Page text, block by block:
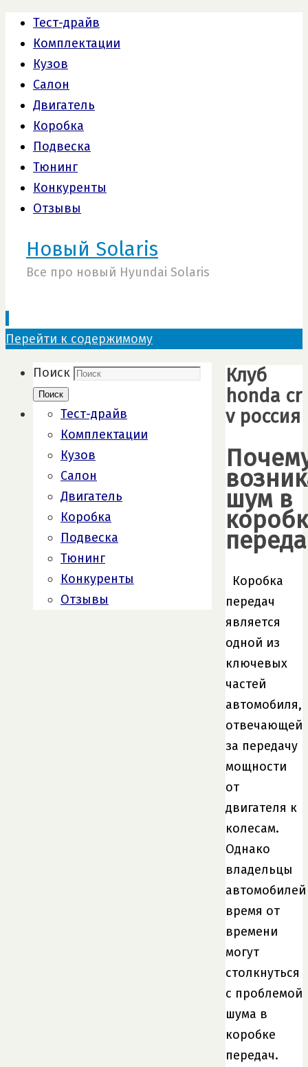
Тест-драйв
Комплектации
Кузов
Салон
Двигатель
Коробка
Подвеска
Тюнинг
Конкуренты
Отзывы
Новый Solaris
Все про новый Hyundai Solaris
Перейти к содержимому
Клуб
honda cr
v россия
шум в
Коробка
передач
является
одной из
ключевых
частей
автомобиля,
отвечающей
за передачу
мощности
от
двигателя к
колесам.
Однако
владельцы
автомобилей
время от
времени
могут
столкнуться
с проблемой
шума в
коробке
передач.
Поиск
Поиск
Тест-драйв
Комплектации
Кузов
Салон
Двигатель
Коробка
Подвеска
Тюнинг
Конкуренты
Отзывы